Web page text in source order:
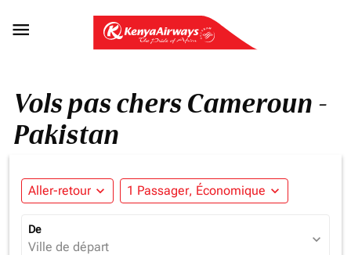

Vols pas chers Cameroun -
Pakistan
Aller-retour expand_more 1 Passager, Économique expand_more
De
Ville de départ expand_more